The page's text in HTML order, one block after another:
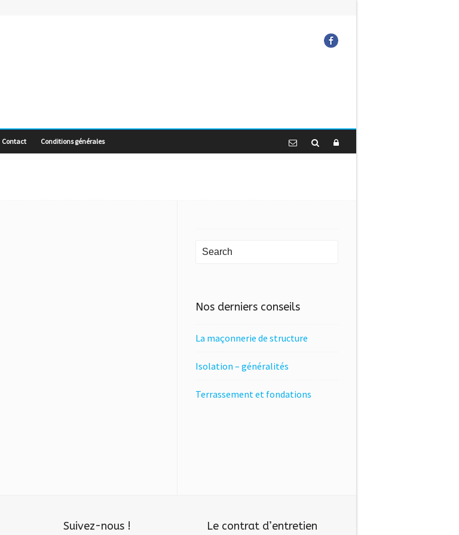
Contact Conditions générales
Nos derniers conseils
La maçonnerie de structure
Isolation – généralités
Terrassement et fondations
Suivez-nous !
Le contrat d’entretien